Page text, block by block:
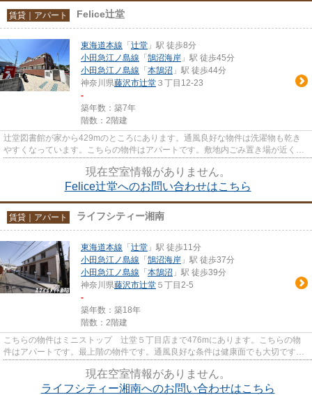
賃貸｜アパート Felice辻堂
東海道本線 「 辻堂 」駅 徒歩8分
小田急江ノ島線 「 鵠沼海岸 」駅 徒歩45分
小田急江ノ島線 「 本鵠沼 」駅 徒歩44分
神奈川県藤沢市辻堂 ３丁目12-23
-
築年数：築7年
階数：2階建
辻堂図書館が家から429mのところにあります。通風良好な物件は洗濯物も乾き
やすくなっています。こちらの物件はアパートです。敷地内ごみ置き場が近くて
現在空室情報がありません。
Felice辻堂へのお問い合わせはこちら
賃貸｜アパート ライフシティー湘南
東海道本線 「 辻堂 」駅 徒歩11分
小田急江ノ島線 「 鵠沼海岸 」駅 徒歩37分
小田急江ノ島線 「 本鵠沼 」駅 徒歩39分
神奈川県藤沢市辻堂 ５丁目2-5
-
築年数：築18年
階数：2階建
こちらの物件はミニストップ 辻堂５丁目店まで476mにあります。こちらの物
件はアパートです。最上階の物件です。通風良好な条件は健康面でも大切です。
現在空室情報がありません。
ライフシティー湘南へのお問い合わせはこちら